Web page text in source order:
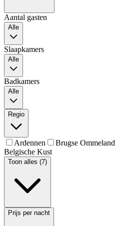
Aantal gasten
Alle
Slaapkamers
Alle
Badkamers
Alle
Regio
Ardennen Brugse Ommeland
Belgische Kust
Toon alles (7)
Prijs per nacht